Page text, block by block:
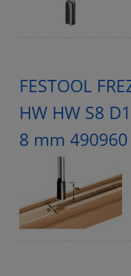
FESTOOL
HW HW S8
8 mm 490960